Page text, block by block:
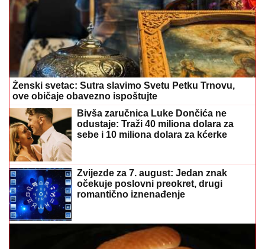
Ženski svetac: Sutra slavimo Svetu Petku Trnovu,
ove običaje obavezno ispoštujte
Bivša zaručnica Luke Dončića ne
odustaje: Traži 40 miliona dolara za
sebe i 10 miliona dolara za kćerke
Zvijezde za 7. august: Jedan znak
očekuje poslovni preokret, drugi
romantično iznenađenje